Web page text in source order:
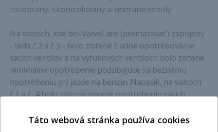
rozobraný, skontrolovaný a zmerané ventily.
Na valcoch, kde bol ValveCare (premazávač) zapojený
- teda č.2 a č.3 - bolo zistené žiadne opotrebovanie
sacích ventilov a na výfukových ventiloch bolo zistené
minimálne opotrebenie podobajúce sa bežnému
opotrebeniu pri jazde na benzín. Naopak, na valcoch
č.1 a č. 4 bolo zistené mierne opotrebenie sacích
ventilov. Tento test reálne dokazuje perfektnú prácu
Táto webová stránka používa cookies